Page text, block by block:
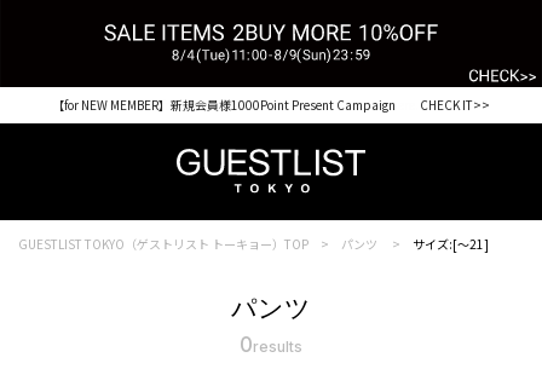
【for NEW MEMBER】新規会員様1000Point Present Campaign CHECK IT>>
GUESTLIST TOKYO（ゲストリスト トーキョー）TOP パンツ サイズ:[～21]
パンツ
0results